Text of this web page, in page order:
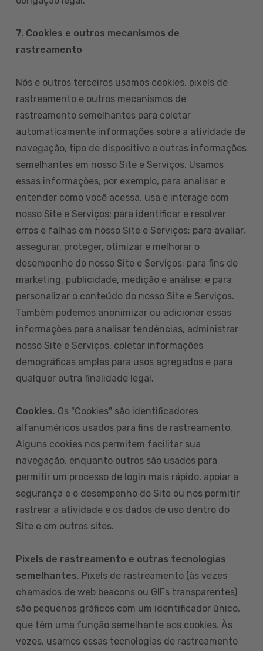
7. Cookies e outros mecanismos de
rastreamento
Nós e outros terceiros usamos cookies, pixels de
rastreamento e outros mecanismos de
rastreamento semelhantes para coletar
automaticamente informações sobre a atividade de
navegação, tipo de dispositivo e outras informações
semelhantes em nosso Site e Serviços. Usamos
essas informações, por exemplo, para analisar e
entender como você acessa, usa e interage com
nosso Site e Serviços; para identificar e resolver
erros e falhas em nosso Site e Serviços; para avaliar,
assegurar, proteger, otimizar e melhorar o
desempenho do nosso Site e Serviços; para fins de
marketing, publicidade, medição e análise; e para
personalizar o conteúdo do nosso Site e Serviços.
Também podemos anonimizar ou adicionar essas
informações para analisar tendências, administrar
nosso Site e Serviços, coletar informações
demográficas amplas para usos agregados e para
qualquer outra finalidade legal.
Cookies. Os "Cookies" são identificadores
alfanuméricos usados para fins de rastreamento.
Alguns cookies nos permitem facilitar sua
navegação, enquanto outros são usados para
permitir um processo de login mais rápido, apoiar a
segurança e o desempenho do Site ou nos permitir
rastrear a atividade e os dados de uso dentro do
Site e em outros sites.
Pixels de rastreamento e outras tecnologias
semelhantes. Pixels de rastreamento (às vezes
chamados de web beacons ou GIFs transparentes)
são pequenos gráficos com um identificador único,
que têm uma função semelhante aos cookies. Às
vezes, usamos essas tecnologias de rastreamento